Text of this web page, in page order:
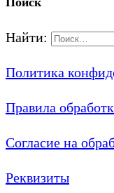
Найти:
Политика
Правила
Согласие на
Реквизиты